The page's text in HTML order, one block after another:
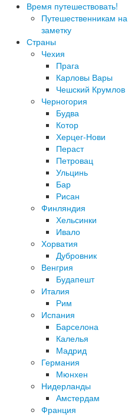
Время путешествовать!
Путешественникам на
заметку
Страны
Чехия
Прага
Карловы Вары
Чешский Крумлов
Черногория
Будва
Котор
Херцег-Нови
Пераст
Петровац
Ульцинь
Бар
Рисан
Финляндия
Хельсинки
Ивало
Хорватия
Дубровник
Венгрия
Будапешт
Италия
Рим
Испания
Барселона
Калелья
Мадрид
Германия
Мюнхен
Нидерланды
Амстердам
Франция